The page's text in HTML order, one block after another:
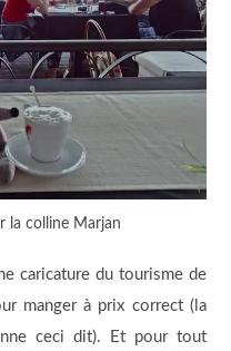
la colline Marjan
caricature du tourisme de
manger à prix correct (la
ceci dit). Et pour tout